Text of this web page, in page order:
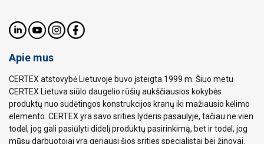
Apie mus
CERTEX atstovybė Lietuvoje buvo įsteigta 1999 m. Šiuo metu
CERTEX Lietuva siūlo daugelio rūšių aukščiausios kokybės
produktų nuo sudėtingos konstrukcijos kranų iki mažiausio kėlimo
elemento. CERTEX yra savo srities lyderis pasaulyje, tačiau ne vien
todėl, jog gali pasiūlyti didelį produktų pasirinkimą, bet ir todėl, jog
mūsų darbuotojai yra geriausi šios srities specialistai bei žinovai.